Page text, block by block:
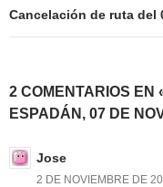
Cancelación de ruta del
2 COMENTARIOS EN
ESPADÁN, 07 DE
Jose
2 DE NOVIEMBRE DE